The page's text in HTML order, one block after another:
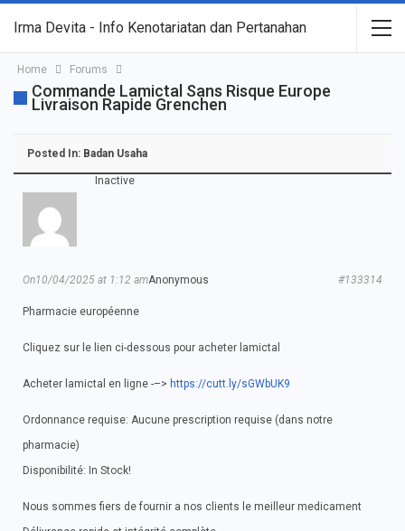
Irma Devita - Info Kenotariatan dan Pertanahan
Home Forums
Commande Lamictal Sans Risque Europe
Livraison Rapide Grenchen
Posted In: Badan Usaha
Inactive
Anonymous
On10/04/2025 at 1:12 am #133314
Pharmacie européenne
Cliquez sur le lien ci-dessous pour acheter lamictal
Acheter lamictal en ligne -–> https://cutt.ly/sGWbUK9
Ordonnance requise: Aucune prescription requise (dans notre
pharmacie)
Disponibilité: In Stock!
Nous sommes fiers de fournir a nos clients le meilleur medicament